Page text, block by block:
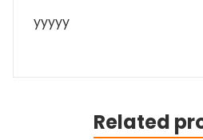
yyyyy
Related